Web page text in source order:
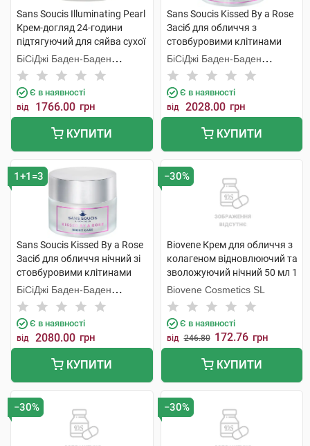
Sans Soucis Illuminating Pearl
Крем-догляд 24-години
підтягуючий для сяйва сухої
шкіри 50 мл 1 банка
БіСіДжі Баден-Баден
Косметікс Груп Гмбх
Є в наявності
від 1766.00 грн
КУПИТИ
Sans Soucis Kissed By a Rose
Засіб для обличчя з
стовбуровими клітинами
троянди денний з SPF20 50
мл 1 банка
БіСіДжі Баден-Баден
Косметікс Груп Гмбх
Є в наявності
від 2028.00 грн
КУПИТИ
1+1=3
Sans Soucis Kissed By a Rose
Засіб для обличчя нічний зі
стовбуровими клітинами
троянди 50 мл 1 банка
БіСіДжі Баден-Баден
Косметікс Груп Гмбх
Є в наявності
від 2080.00 грн
КУПИТИ
−30%
Biovene Крем для обличчя з
колагеном відновлюючий та
зволожуючий нічний 50 мл 1
банка
Biovene Cosmetics SL
Є в наявності
від 246.80 172.76 грн
КУПИТИ
−30% −30%